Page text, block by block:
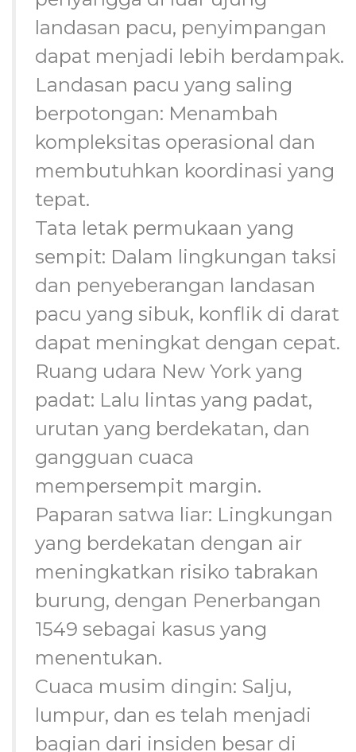
landasan pacu, penyimpangan
dapat menjadi lebih berdampak.
Landasan pacu yang saling
berpotongan: Menambah
kompleksitas operasional dan
membutuhkan koordinasi yang
tepat.
Tata letak permukaan yang
sempit: Dalam lingkungan taksi
dan penyeberangan landasan
pacu yang sibuk, konflik di darat
dapat meningkat dengan cepat.
Ruang udara New York yang
padat: Lalu lintas yang padat,
urutan yang berdekatan, dan
gangguan cuaca
mempersempit margin.
Paparan satwa liar: Lingkungan
yang berdekatan dengan air
meningkatkan risiko tabrakan
burung, dengan Penerbangan
1549 sebagai kasus yang
menentukan.
Cuaca musim dingin: Salju,
lumpur, dan es telah menjadi
bagian dari insiden besar di